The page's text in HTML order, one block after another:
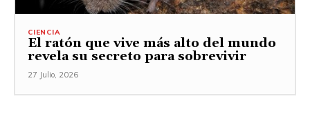
CIENCIA
El ratón que vive más alto del mundo
revela su secreto para sobrevivir
27 Julio, 2026